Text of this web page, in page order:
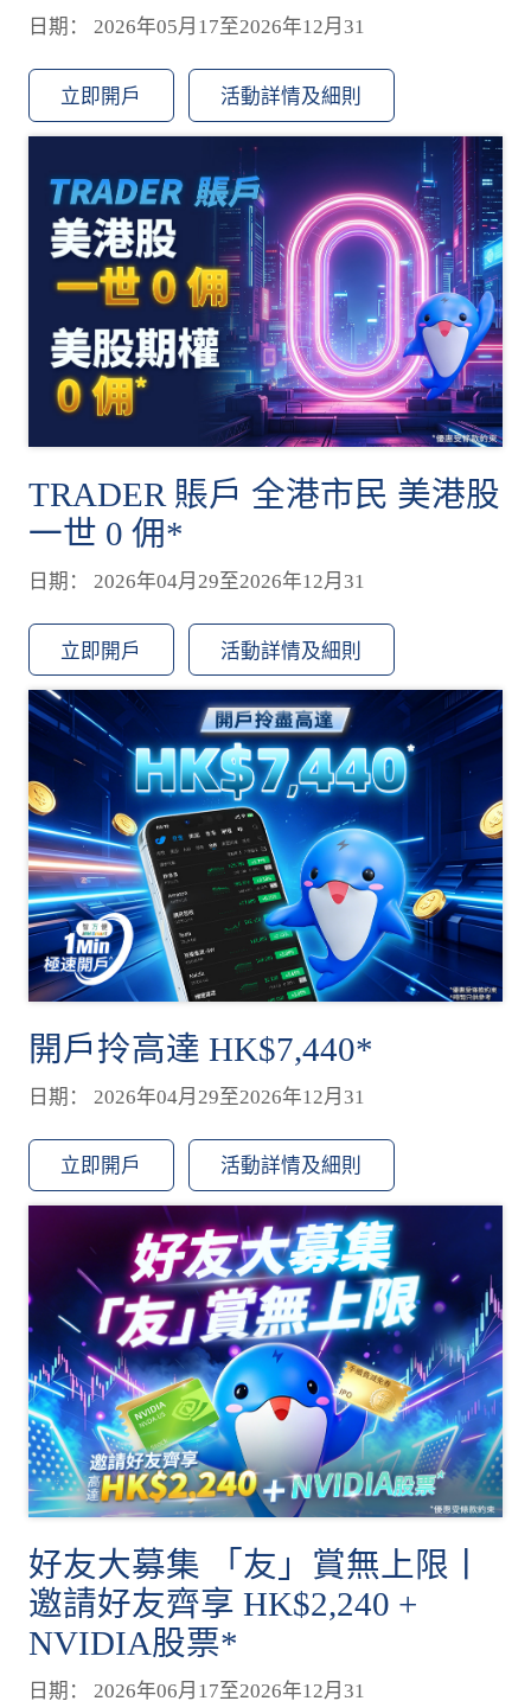
日期： 2026年05月17至2026年12月31
立即開戶 活動詳情及細則
TRADER 賬戶 全港市民 美港股
一世 0 佣*
日期： 2026年04月29至2026年12月31
立即開戶 活動詳情及細則
開戶拎高達 HK$7,440*
日期： 2026年04月29至2026年12月31
立即開戶 活動詳情及細則
好友大募集 「友」賞無上限丨
邀請好友齊享 HK$2,240 +
NVIDIA股票*
日期： 2026年06月17至2026年12月31